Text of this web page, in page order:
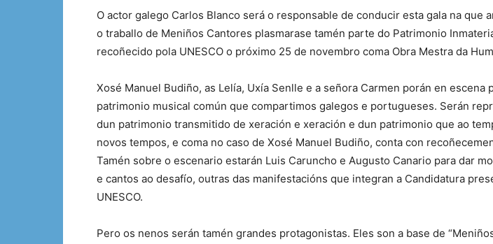
O actor galego Carlos Blanco será o responsable de conducir esta gala na que
o traballo de Meniños Cantores plasmarase tamén parte do Patrimonio
recoñecido pola UNESCO o próximo 25 de novembro coma Obra Mestra da
Xosé Manuel Budiño, as Lelía, Uxía Senlle e a señora Carmen porán en escena
patrimonio musical común que compartimos galegos e portugueses. Serán
dun patrimonio transmitido de xeración e xeración e dun patrimonio que ao
novos tempos, e coma no caso de Xosé Manuel Budiño, conta con
Tamén sobre o escenario estarán Luis Caruncho e Augusto Canario para dar
e cantos ao desafío, outras das manifestacións que integran a Candidatura
UNESCO.
Pero os nenos serán tamén grandes protagonistas. Eles son a base de